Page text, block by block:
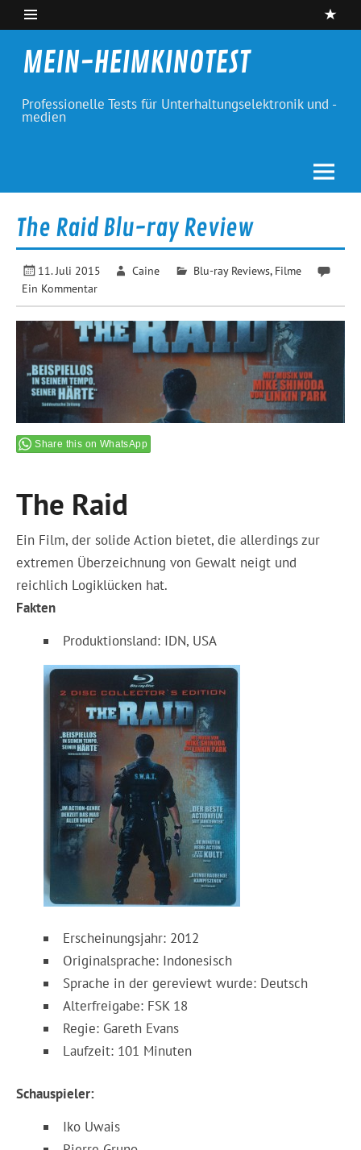
Skip
content
MEIN-HEIMKINOTEST
Professionelle Tests für Unterhaltungselektronik und -
medien
The Raid Blu-ray Review
11. Juli 2015 Caine Blu-ray Reviews, Filme
Ein Kommentar
Share this on WhatsApp
The Raid
Ein Film, der solide Action bietet, die allerdings zur
extremen Überzeichnung von Gewalt neigt und
reichlich Logiklücken hat.
Fakten
Produktionsland: IDN, USA
Erscheinungsjahr: 2012
Originalsprache: Indonesisch
Sprache in der gereviewt wurde: Deutsch
Alterfreigabe: FSK 18
Regie: Gareth Evans
Laufzeit: 101 Minuten
Schauspieler:
Iko Uwais